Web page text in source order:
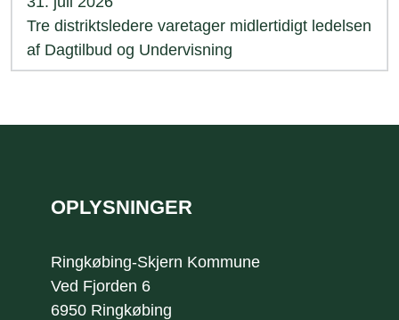
Tre distriktsledere varetager midlertidigt ledelsen
af Dagtilbud og Undervisning
OPLYSNINGER
Ringkøbing-Skjern Kommune
Ved Fjorden 6
6950 Ringkøbing